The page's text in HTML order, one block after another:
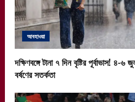
আবহাওয়া
দক্ষিণবঙ্গে টানা ৭ দিন বৃষ্টির পূর্বাভাস! ৪-৬
বর্ষণের সতর্কতা